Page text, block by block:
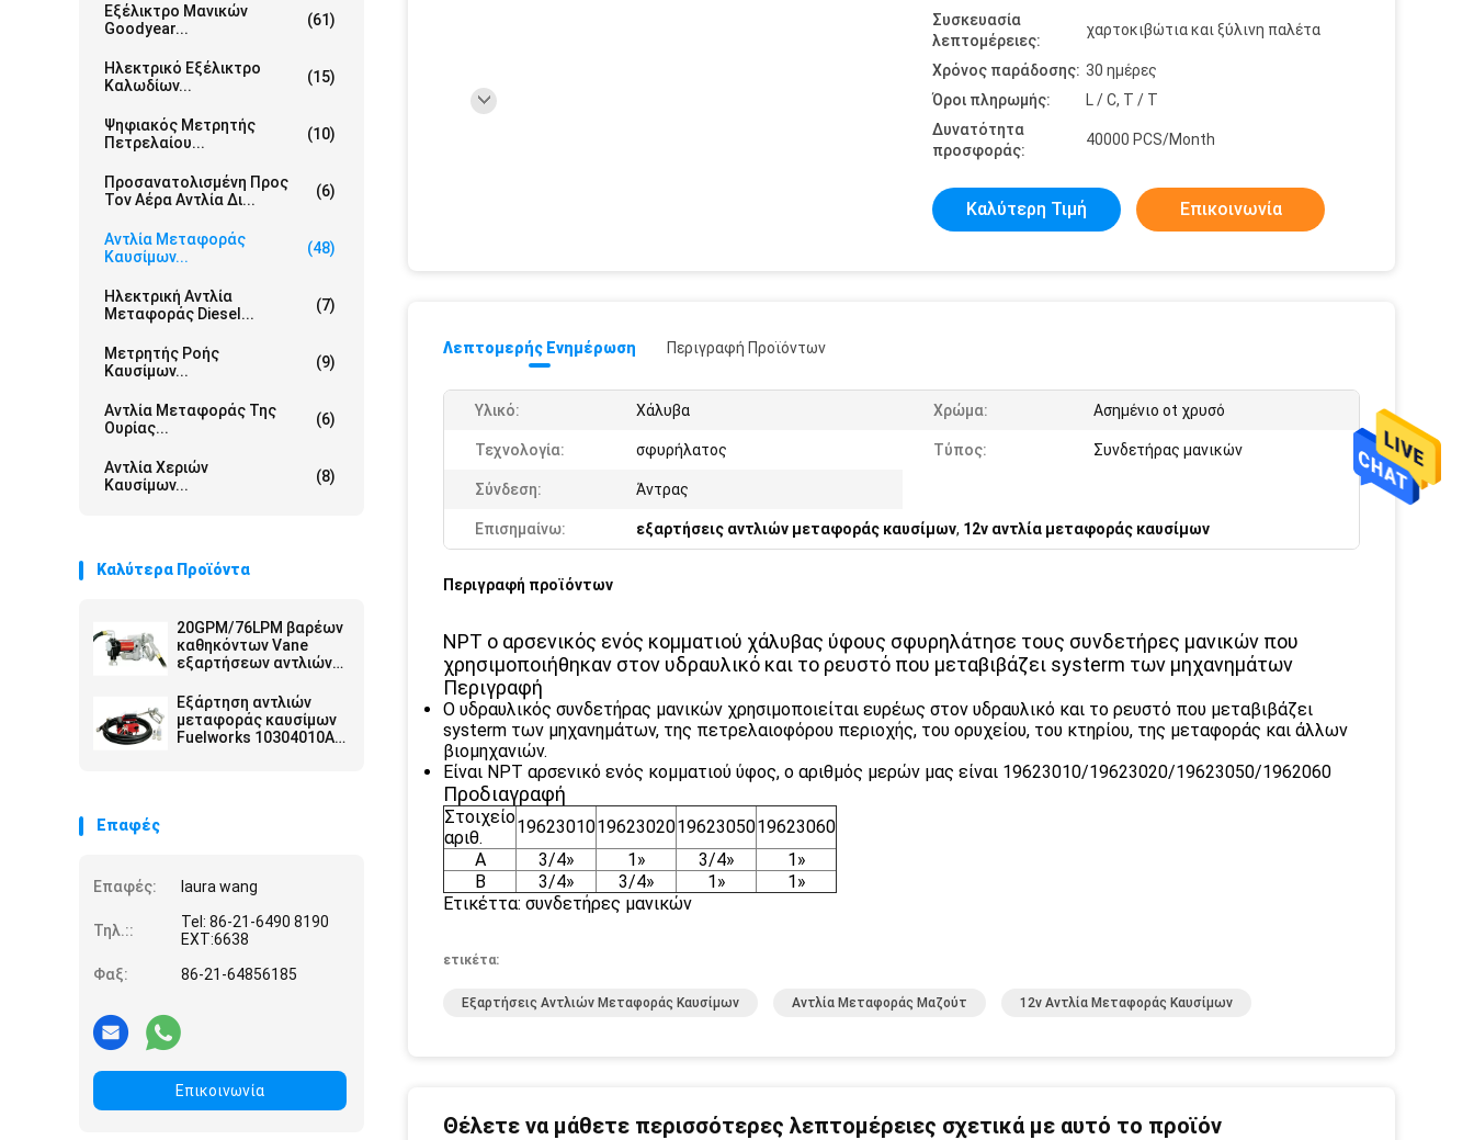
Εξέλικτρο Μανικών
Goodyear...
(61)
Ηλεκτρικό Εξέλικτρο
Καλωδίων...
(15)
Ψηφιακός Μετρητής
Πετρελαίου...
(10)
Προσανατολισμένη Προς
Τον Αέρα Αντλία Δι...
(6)
Αντλία Μεταφοράς
Καυσίμων...
(48)
Ηλεκτρική Αντλία
Μεταφοράς Diesel...
(7)
Μετρητής Ροής
Καυσίμων...
(9)
Αντλία Μεταφοράς Της
Ουρίας...
(6)
Αντλία Χεριών
Καυσίμων...
(8)
Καλύτερα Προϊόντα
20GPM/76LPM βαρέων
καθηκόντων Vane
εξαρτήσεων αντλιών
Self-priming σχέδιο για
το μοντάρισμα
δεξαμενών ή βαρελιών
Εξάρτηση αντλιών
μεταφοράς καυσίμων
Fuelworks 10304010A
Επαφές
Επαφές: laura wang
Τηλ.::
Tel: 86-21-6490 8190
EXT:6638
Φαξ:
86-21-64856185
Επικοινωνία
Συσκευασία
λεπτομέρειες:
χαρτοκιβώτια και ξύλινη παλέτα
Χρόνος παράδοσης: 30 ημέρες
Όροι πληρωμής:
L / C, T / T
Δυνατότητα
προσφοράς:
40000 PCS/Month
Καλύτερη Τιμή Επικοινωνία
Λεπτομερής Ενημέρωση Περιγραφή Προϊόντων
Υλικό: Χάλυβα Χρώμα: Ασημένιο ot χρυσό
Τεχνολογία: σφυρήλατος Τύπος: Συνδετήρας μανικών
Σύνδεση: Άντρας
Επισημαίνω: εξαρτήσεις αντλιών μεταφοράς καυσίμων, 12v αντλία μεταφοράς καυσίμων
Περιγραφή προϊόντων
NPT ο αρσενικός ενός κομματιού χάλυβας ύφους σφυρηλάτησε τους συνδετήρες μανικών που
χρησιμοποιήθηκαν στον υδραυλικό και το ρευστό που μεταβιβάζει systerm των μηχανημάτων
Περιγραφή
Ο υδραυλικός συνδετήρας μανικών χρησιμοποιείται ευρέως στον υδραυλικό και το ρευστό που μεταβιβάζει
systerm των μηχανημάτων, της πετρελαιοφόρου περιοχής, του ορυχείου, του κτηρίου, της μεταφοράς και άλλων
βιομηχανιών.
Είναι NPT αρσενικό ενός κομματιού ύφος, ο αριθμός μερών μας είναι 19623010/19623020/19623050/1962060
Προδιαγραφή
Στοιχείο
αριθ.
19623010196230201962305019623060
Α
3/4» 1» 3/4»
1»
Β
3/4» 3/4» 1»
1»
Ετικέττα: συνδετήρες μανικών
ετικέτα:
Εξαρτήσεις Αντλιών Μεταφοράς Καυσίμων Αντλία Μεταφοράς Μαζούτ 12v Αντλία Μεταφοράς Καυσίμων
Θέλετε να μάθετε περισσότερες λεπτομέρειες σχετικά με αυτό το προϊόν